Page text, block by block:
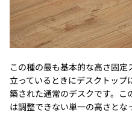
この種の最も基本的な高さ固
立っているときにデスクトッ
築された通常のデスクです。こ
は調整できない単一の高さとな